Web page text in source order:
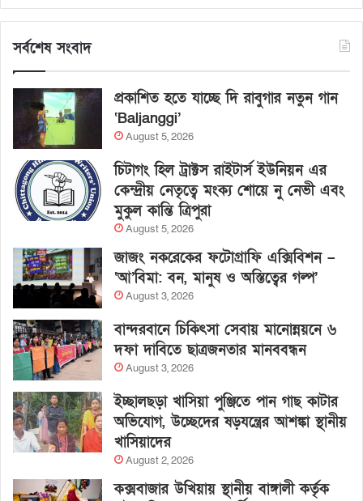
সর্বশেষ সংবাদ
প্রকাশিত হতে যাচ্ছে দি রাবুগার নতুন গান
‘Baljanggi’
August 5, 2026
চিটাগং হিল ট্রাক্টস রাইটার্স ইউনিয়ন এর
কেন্দ্রীয় নেতৃত্বে মংক্য শোয়ে নু নেভী এবং
মুকুল কান্তি ত্রিপুরা
August 5, 2026
জাজং নকরেকের ফটোগ্রাফি এক্সিবিশন –
‘আ’বিমা: বন, মানুষ ও অস্তিত্বের গল্প’
August 3, 2026
বান্দরবানে চিকিৎসা সেবায় মানোন্নয়নে ৬
দফা দাবিতে ছাত্রজনতার মানববন্ধন
August 3, 2026
ইচ্ছালছড়া খাসিয়া পুঞ্জিতে পান গাছ কাটার
অভিযোগ, উচ্ছেদের ষড়যন্ত্রের আশঙ্কা স্থানীয়
খাসিয়াদের
August 2, 2026
কক্সবাজার উখিয়ায় স্থানীয় বাঙ্গালী কর্তৃক